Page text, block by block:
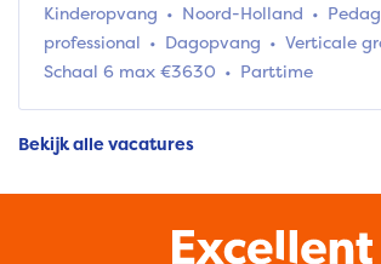
Kinderopvang Noord-Holland
professional
Dagopvang Verticale
Schaal 6 max €3630
Parttime
Bekijk alle vacatures